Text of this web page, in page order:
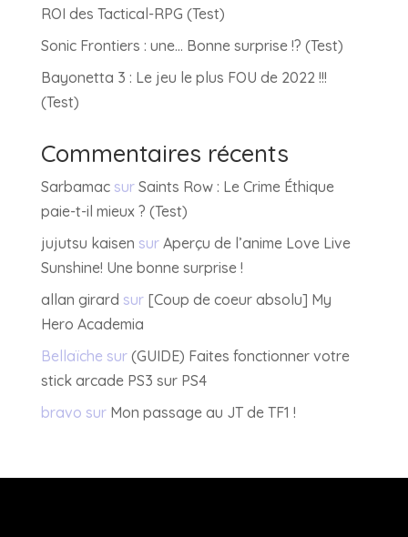
ROI des Tactical-RPG (Test)
Sonic Frontiers : une… Bonne surprise !? (Test)
Bayonetta 3 : Le jeu le plus FOU de 2022 !!!
(Test)
Commentaires récents
Sarbamacsur Saints Row : Le Crime Éthique
paie-t-il mieux ? (Test)
jujutsu kaisen sur Aperçu de l’anime Love Live
Sunshine! Une bonne surprise !
allan girard sur [Coup de coeur absolu] My
Hero Academia
Bellaïche sur (GUIDE) Faites fonctionner votre
stick arcade PS3 sur PS4
bravo sur Mon passage au JT de TF1 !